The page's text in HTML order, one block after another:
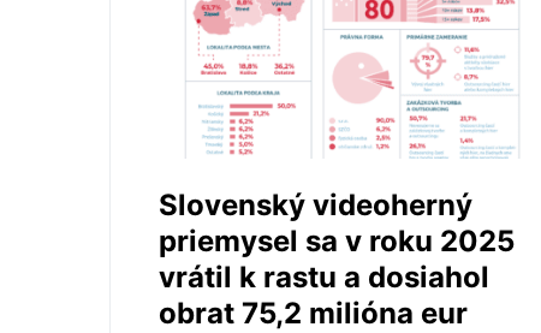
Slovenský videoherný
priemysel sa v roku 2025
vrátil k rastu a dosiahol
obrat 75,2 milióna eur